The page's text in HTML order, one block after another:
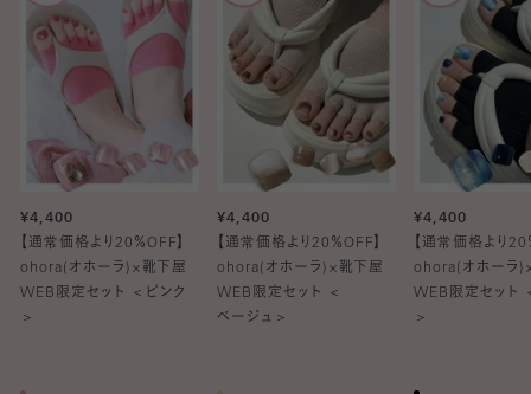
¥4,400
【通常価格より20％OFF】
ohora(オホーラ)×靴下屋
WEB限定セット ＜ピンク
＞
¥4,400
【通常価格より20％OFF】
ohora(オホーラ)×靴下屋
WEB限定セット ＜
ベージュ＞
¥4,400
【通常価格より20
ohora(オホーラ
WEB限定セット
＞